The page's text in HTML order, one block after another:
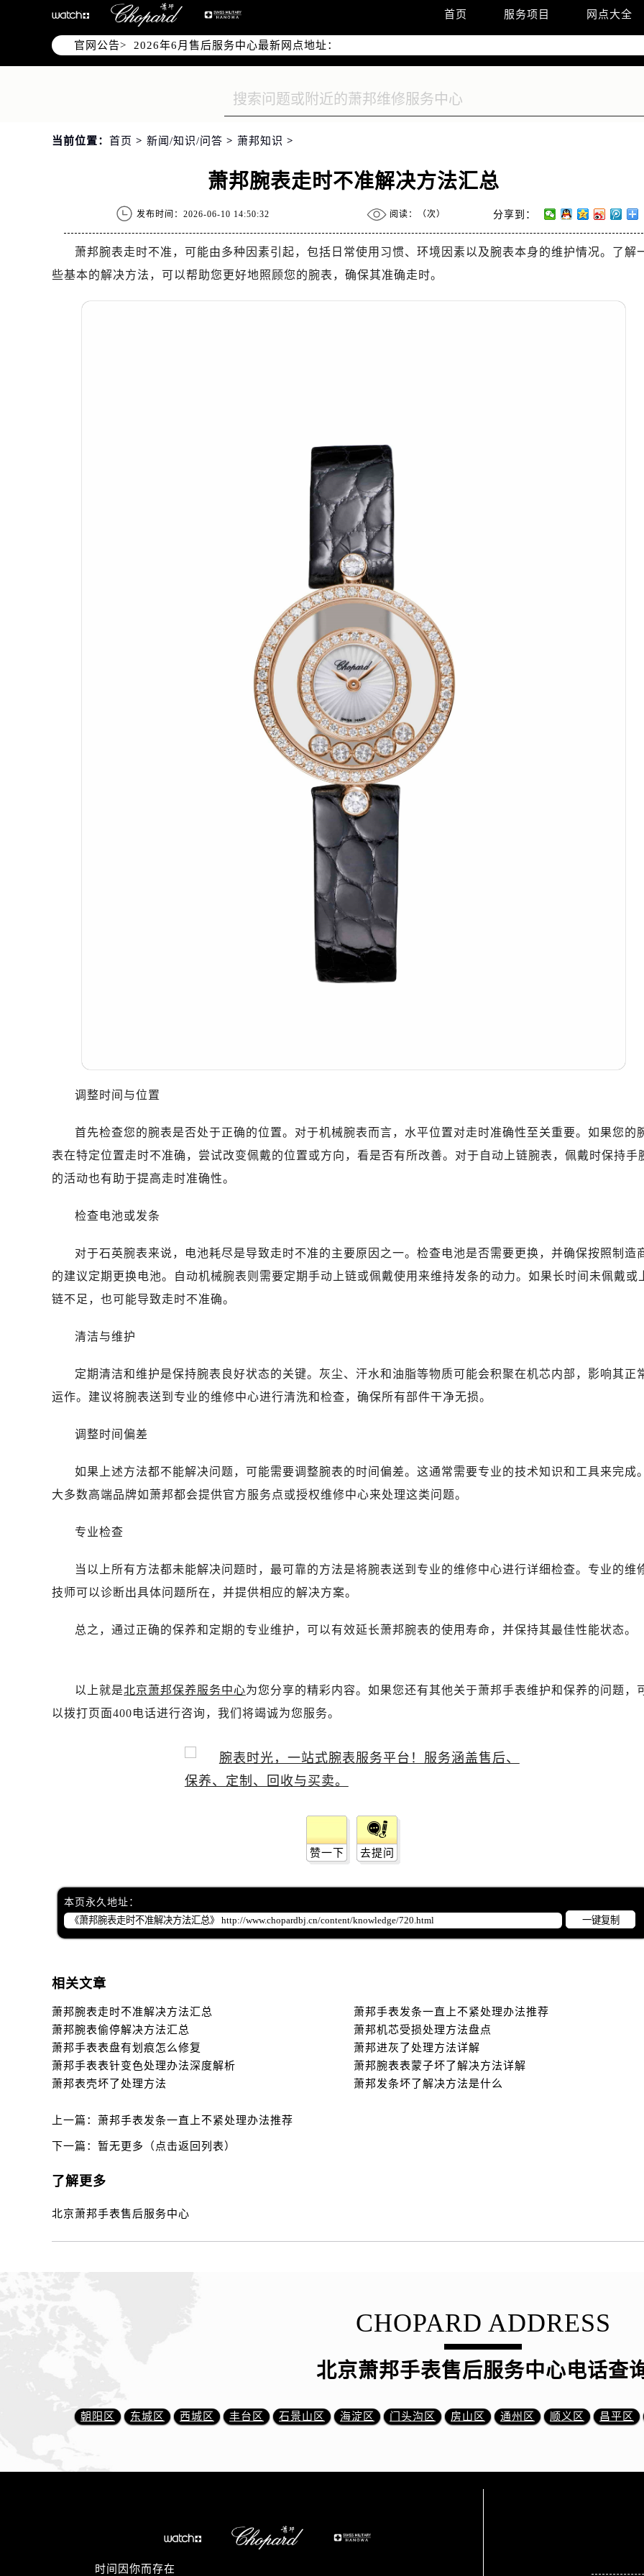
首页 服务项目 网点大全
官网公告>
2026年6月北京市售后服务网络优化升级公告
2026年6月北京市官方售后客户服务热线：
2026年6月售后服务中心最新网点地址：
北京市东城区东长安街1号东方广场写字楼W3座6层602室（需提前预约）
北京市朝阳区建国门外大街甲6号华熙国际中心D座11层1102室售后服务中心（需提前预约）
节假日正常营业！
当前位置： 首页 > 新闻/知识/问答 > 萧邦知识 >
萧邦腕表走时不准解决方法汇总
发布时间：2026-06-10 14:50:32 阅读：（次） 分享到：
萧邦腕表走时不准，可能由多种因素引起，包括日常使用习惯、环境因素以及腕表本身的维护情况。了解
些基本的解决方法，可以帮助您更好地照顾您的腕表，确保其准确走时。
调整时间与位置
首先检查您的腕表是否处于正确的位置。对于机械腕表而言，水平位置对走时准确性至关重要。如果您的
表在特定位置走时不准确，尝试改变佩戴的位置或方向，看是否有所改善。对于自动上链腕表，佩戴时保持手
的活动也有助于提高走时准确性。
检查电池或发条
对于石英腕表来说，电池耗尽是导致走时不准的主要原因之一。检查电池是否需要更换，并确保按照制造
的建议定期更换电池。自动机械腕表则需要定期手动上链或佩戴使用来维持发条的动力。如果长时间未佩戴或
链不足，也可能导致走时不准确。
清洁与维护
定期清洁和维护是保持腕表良好状态的关键。灰尘、汗水和油脂等物质可能会积聚在机芯内部，影响其正
运作。建议将腕表送到专业的维修中心进行清洗和检查，确保所有部件干净无损。
调整时间偏差
如果上述方法都不能解决问题，可能需要调整腕表的时间偏差。这通常需要专业的技术知识和工具来完成
大多数高端品牌如萧邦都会提供官方服务点或授权维修中心来处理这类问题。
专业检查
当以上所有方法都未能解决问题时，最可靠的方法是将腕表送到专业的维修中心进行详细检查。专业的维
技师可以诊断出具体问题所在，并提供相应的解决方案。
总之，通过正确的保养和定期的专业维护，可以有效延长萧邦腕表的使用寿命，并保持其最佳性能状态。
以上就是北京萧邦保养服务中心为您分享的精彩内容。如果您还有其他关于萧邦手表维护和保养的问题，
以拨打页面400电话进行咨询，我们将竭诚为您服务。
赞一下 去提问
本页永久地址：
一键复制
相关文章
萧邦腕表走时不准解决方法汇总
萧邦手表发条一直上不紧处理办法推荐
萧邦腕表偷停解决方法汇总
萧邦机芯受损处理方法盘点
萧邦手表表盘有划痕怎么修复
萧邦进灰了处理方法详解
萧邦手表表针变色处理办法深度解析
萧邦腕表表蒙子坏了解决方法详解
萧邦表壳坏了处理方法
萧邦发条坏了解决方法是什么
上一篇： 萧邦手表发条一直上不紧处理办法推荐
下一篇： 暂无更多（点击返回列表）
了解更多
北京萧邦手表售后服务中心
CHOPARD ADDRESS
北京萧邦手表售后服务中心电话查
朝阳区 东城区 西城区 丰台区 石景山区 海淀区 门头沟区 房山区 通州区 顺义区 昌平区
时间因你而存在